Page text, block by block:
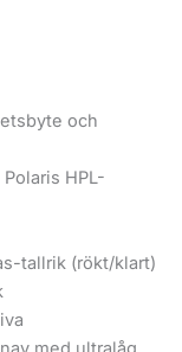
och
HPL-
tallrik (rökt/klart)